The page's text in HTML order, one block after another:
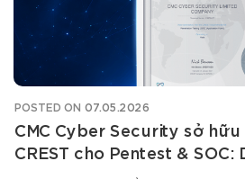
POSTED ON 07.05.2026
CMC Cyber Security sở
CREST cho Pentest & SOC: